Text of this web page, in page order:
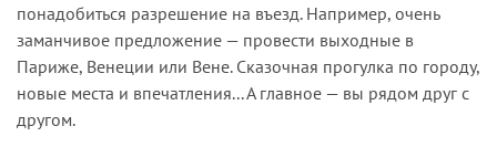
понадобиться разрешение на въезд. Например, очень
заманчивое предложение — провести выходные в
Париже, Венеции или Вене. Сказочная прогулка по городу,
новые места и впечатления... А главное — вы рядом друг с
другом.